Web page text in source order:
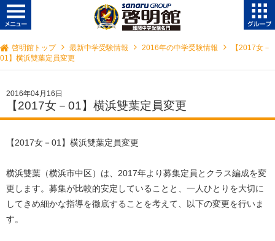
啓明館トップ 最新中学受験情報 2016年の中学受験情報
【2017女－
01】横浜雙葉定員変更
2016年04月16日
【2017女－01】横浜雙葉定員変更
【2017女－01】横浜雙葉定員変更
横浜雙葉（横浜市中区）は、2017年より募集定員とクラス編成を変
更します。募集が比較的安定していることと、一人ひとりを大切に
してきめ細かな指導を徹底することを考えて、以下の変更を行いま
す。